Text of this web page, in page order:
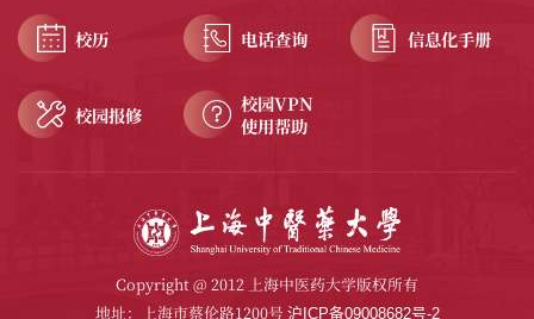
校历 电话查询 信息化手册
校园报修
校园VPN
使用帮助
Copyright @ 2012 上海中医药大学版权所有
地址：上海市蔡伦路1200号 沪ICP备09008682号-2